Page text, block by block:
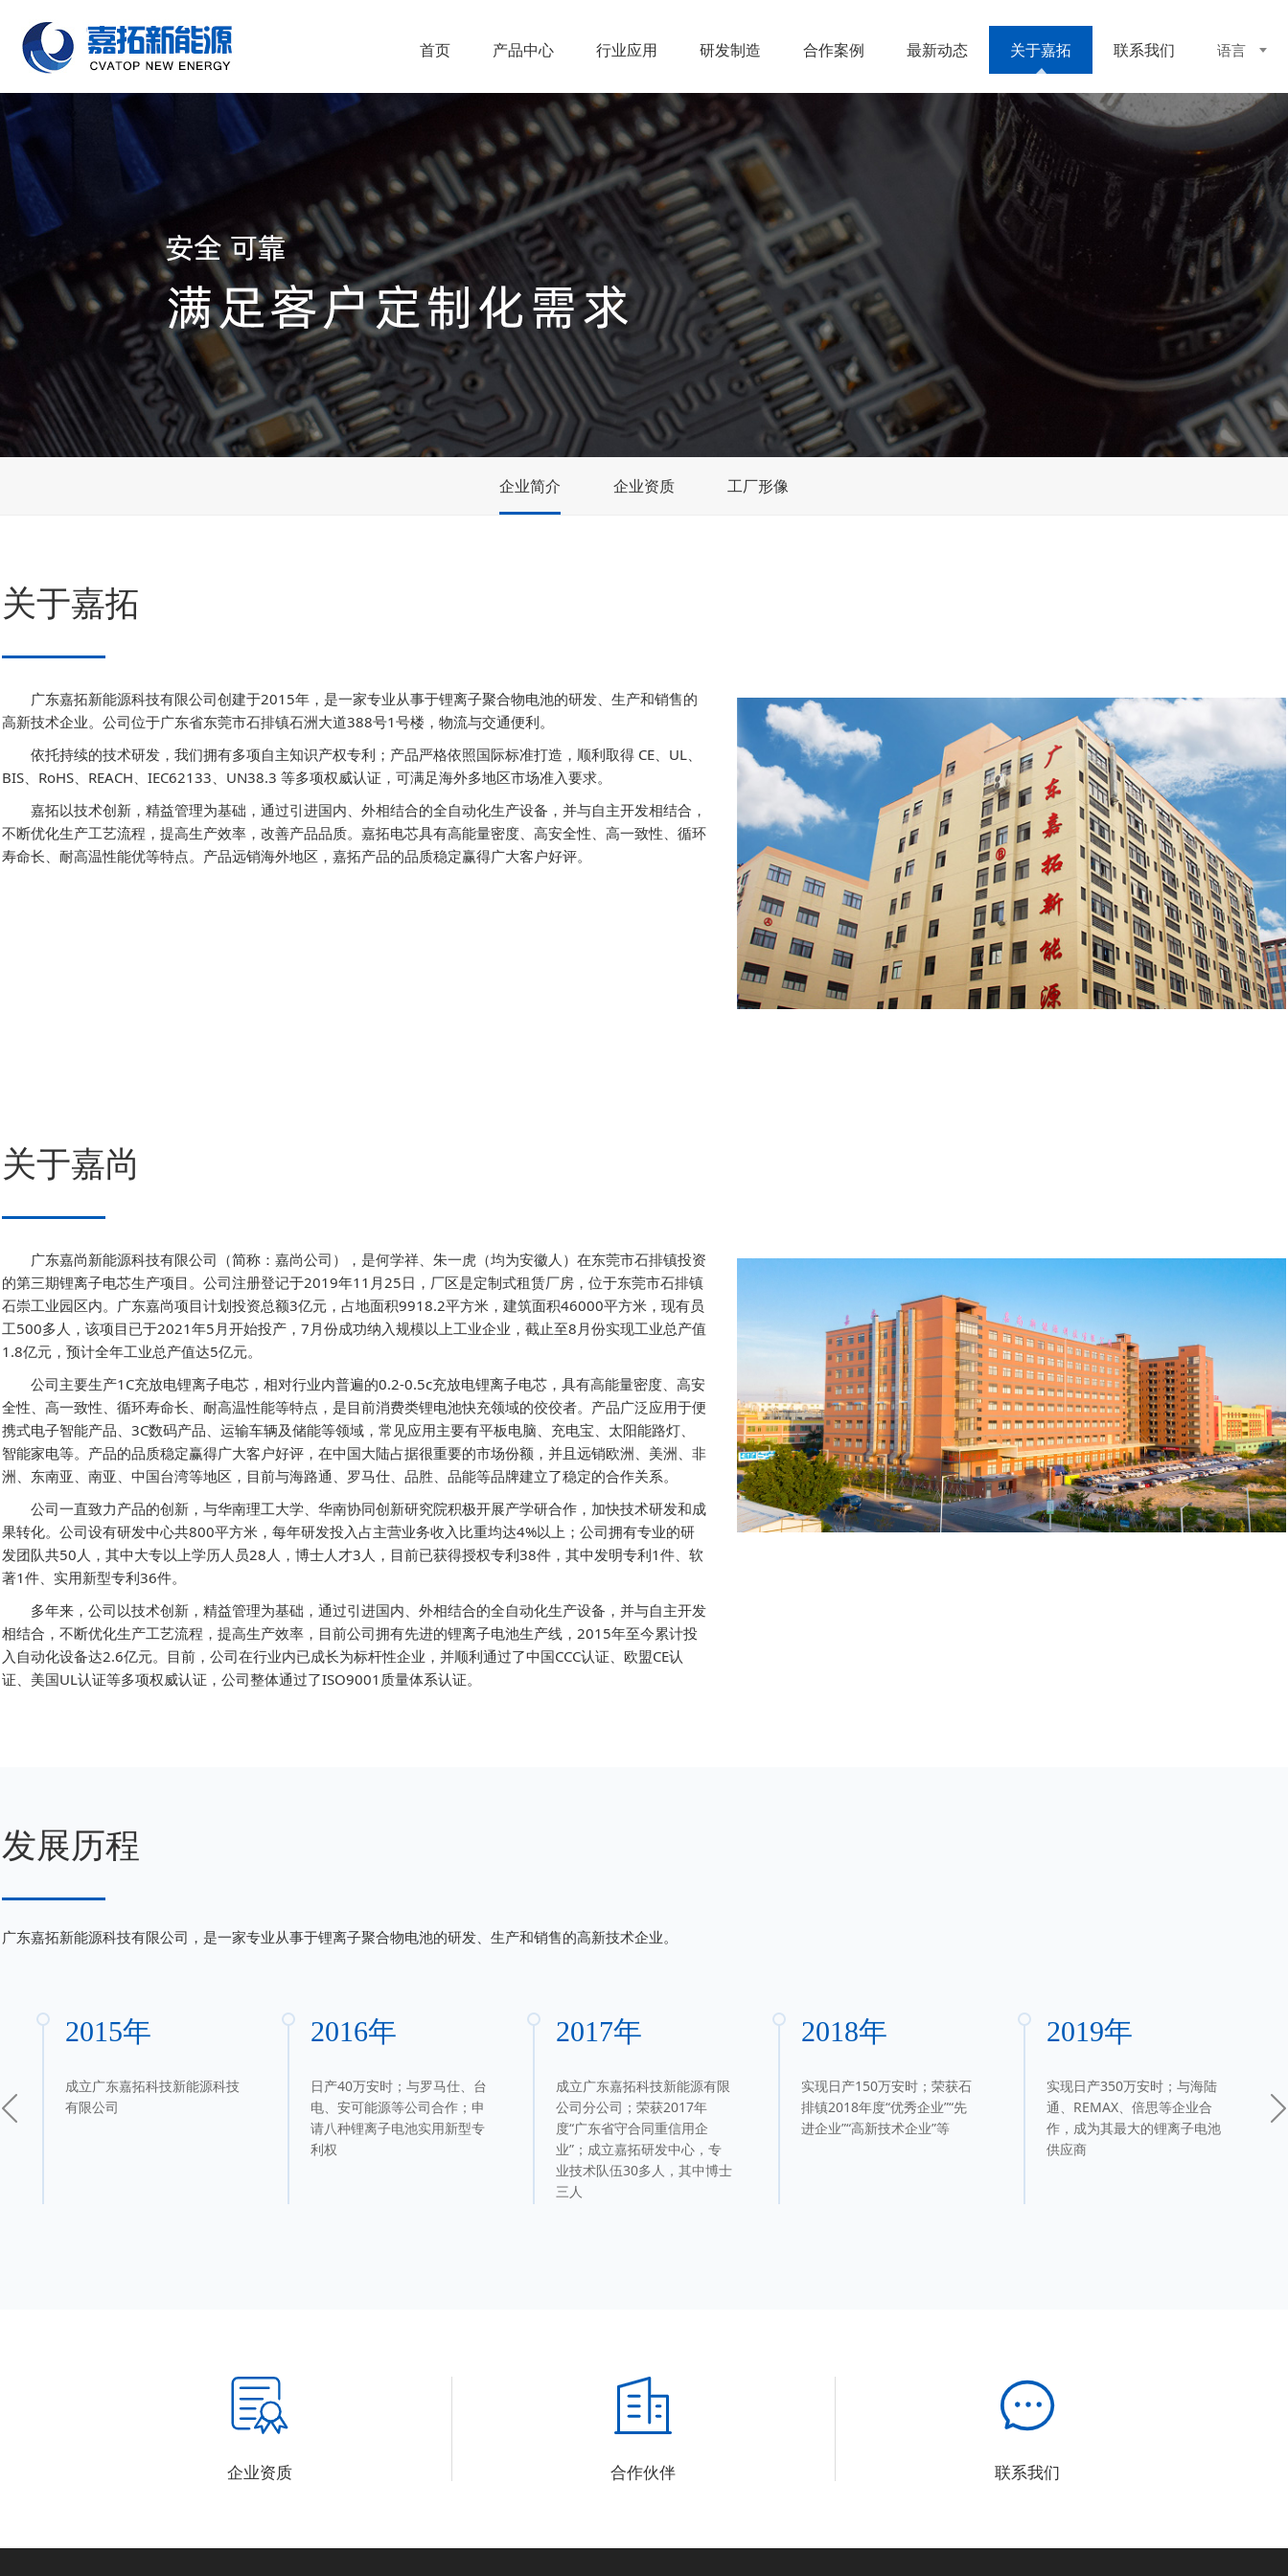
首页 产品中心 行业应用 研发制造 合作案例 最新动态 关于嘉拓 联系我们 语言
企业简介 企业资质 工厂形像
关于嘉拓
广东嘉拓新能源科技有限公司创建于2015年，是一家专业从事于锂离子聚合物电池的研发、生产和销售的
高新技术企业。公司位于广东省东莞市石排镇石洲大道388号1号楼，物流与交通便利。
依托持续的技术研发，我们拥有多项自主知识产权专利；产品严格依照国际标准打造，顺利取得 CE、UL、
BIS、RoHS、REACH、IEC62133、UN38.3 等多项权威认证，可满足海外多地区市场准入要求。
嘉拓以技术创新，精益管理为基础，通过引进国内、外相结合的全自动化生产设备，并与自主开发相结合，
不断优化生产工艺流程，提高生产效率，改善产品品质。嘉拓电芯具有高能量密度、高安全性、高一致性、循环
寿命长、耐高温性能优等特点。产品远销海外地区，嘉拓产品的品质稳定赢得广大客户好评。
关于嘉尚
广东嘉尚新能源科技有限公司（简称：嘉尚公司），是何学祥、朱一虎（均为安徽人）在东莞市石排镇投资
的第三期锂离子电芯生产项目。公司注册登记于2019年11月25日，厂区是定制式租赁厂房，位于东莞市石排镇
石崇工业园区内。广东嘉尚项目计划投资总额3亿元，占地面积9918.2平方米，建筑面积46000平方米，现有员
工500多人，该项目已于2021年5月开始投产，7月份成功纳入规模以上工业企业，截止至8月份实现工业总产值
1.8亿元，预计全年工业总产值达5亿元。
公司主要生产1C充放电锂离子电芯，相对行业内普遍的0.2-0.5c充放电锂离子电芯，具有高能量密度、高安
全性、高一致性、循环寿命长、耐高温性能等特点，是目前消费类锂电池快充领域的佼佼者。产品广泛应用于便
携式电子智能产品、3C数码产品、运输车辆及储能等领域，常见应用主要有平板电脑、充电宝、太阳能路灯、
智能家电等。产品的品质稳定赢得广大客户好评，在中国大陆占据很重要的市场份额，并且远销欧洲、美洲、非
洲、东南亚、南亚、中国台湾等地区，目前与海路通、罗马仕、品胜、品能等品牌建立了稳定的合作关系。
公司一直致力产品的创新，与华南理工大学、华南协同创新研究院积极开展产学研合作，加快技术研发和成
果转化。公司设有研发中心共800平方米，每年研发投入占主营业务收入比重均达4%以上；公司拥有专业的研
发团队共50人，其中大专以上学历人员28人，博士人才3人，目前已获得授权专利38件，其中发明专利1件、软
著1件、实用新型专利36件。
多年来，公司以技术创新，精益管理为基础，通过引进国内、外相结合的全自动化生产设备，并与自主开发
相结合，不断优化生产工艺流程，提高生产效率，目前公司拥有先进的锂离子电池生产线，2015年至今累计投
入自动化设备达2.6亿元。目前，公司在行业内已成长为标杆性企业，并顺利通过了中国CCC认证、欧盟CE认
证、美国UL认证等多项权威认证，公司整体通过了ISO9001质量体系认证。
发展历程
广东嘉拓新能源科技有限公司，是一家专业从事于锂离子聚合物电池的研发、生产和销售的高新技术企业。
2015年
成立广东嘉拓科技新能源科技
有限公司
2016年
日产40万安时；与罗马仕、台
电、安可能源等公司合作；申
请八种锂离子电池实用新型专
利权
2017年
成立广东嘉拓科技新能源有限
公司分公司；荣获2017年
度“广东省守合同重信用企
业”；成立嘉拓研发中心，专
业技术队伍30多人，其中博士
三人
2018年
实现日产150万安时；荣获石
排镇2018年度“优秀企业”“先
进企业”“高新技术企业”等
2019年
实现日产350万安时；与海陆
通、REMAX、倍思等企业合
作，成为其最大的锂离子电池
供应商
企业资质 合作伙伴 联系我们